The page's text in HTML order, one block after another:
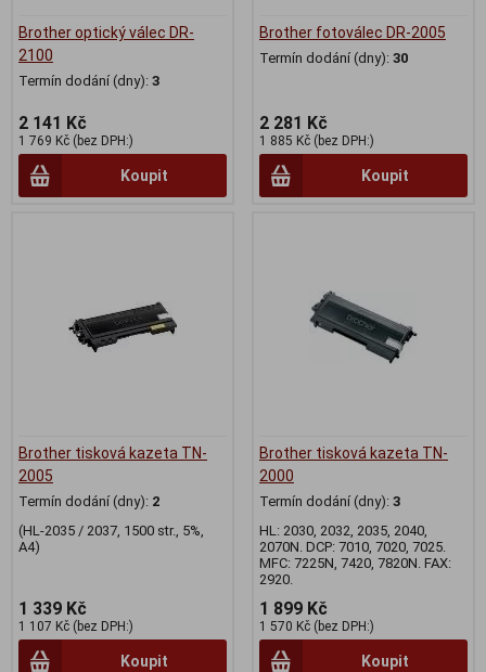
Brother optický válec DR-
2100
Termín dodání (dny): 3
2 141 Kč
1 769 Kč (bez DPH:)
Koupit
Brother fotoválec DR-2005
Termín dodání (dny): 30
2 281 Kč
1 885 Kč (bez DPH:)
Koupit
Brother tisková kazeta TN-
2005
Termín dodání (dny): 2
(HL-2035 / 2037, 1500 str., 5%,
A4)
1 339 Kč
1 107 Kč (bez DPH:)
Koupit
Brother tisková kazeta TN-
2000
Termín dodání (dny): 3
HL: 2030, 2032, 2035, 2040,
2070N. DCP: 7010, 7020, 7025.
MFC: 7225N, 7420, 7820N. FAX:
2920.
1 899 Kč
1 570 Kč (bez DPH:)
Koupit